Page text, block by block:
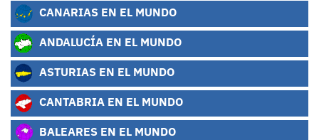
CANARIAS EN EL MUNDO
ANDALUCÍA EN EL MUNDO
ASTURIAS EN EL MUNDO
CANTABRIA EN EL MUNDO
BALEARES EN EL MUNDO